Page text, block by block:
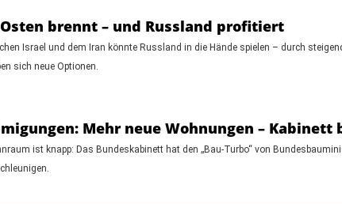
brennt – und Russland profitiert
Israel und dem Iran könnte Russland in die Hände spielen – durch
sich neue Optionen.
Mehr neue Wohnungen –
ist knapp: Das Bundeskabinett hat den „Bau-Turbo“ von